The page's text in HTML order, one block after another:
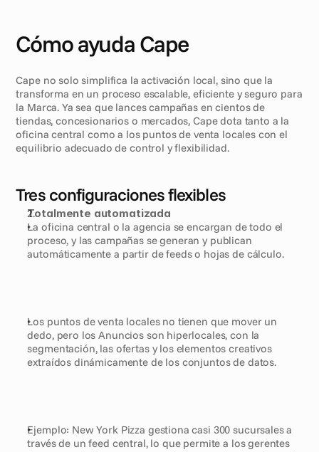
Cómo ayuda Cape
Cape no solo simplifica la activación local, sino que la
transforma en un proceso escalable, eficiente y seguro para
la Marca. Ya sea que lances campañas en cientos de
tiendas, concesionarios o mercados, Cape dota tanto a la
oficina central como a los puntos de venta locales con el
equilibrio adecuado de control y flexibilidad.
Tres configuraciones flexibles
Totalmente automatizada
La oficina central o la agencia se encargan de todo el
proceso, y las campañas se generan y publican
automáticamente a partir de feeds o hojas de cálculo.
Los puntos de venta locales no tienen que mover un
dedo, pero los Anuncios son hiperlocales, con la
segmentación, las ofertas y los elementos creativos
extraídos dinámicamente de los conjuntos de datos.
Ejemplo: New York Pizza gestiona casi 300 sucursales a
través de un feed central, lo que permite a los gerentes